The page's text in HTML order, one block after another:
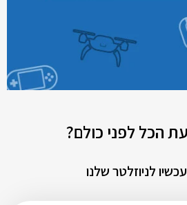
הכל לפני כולם?
לניוזלטר שלנו